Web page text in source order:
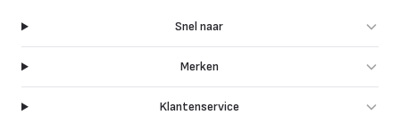
Snel naar
Merken
Klantenservice